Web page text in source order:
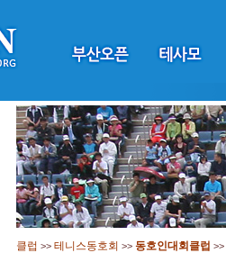
클럽 >> 테니스동호회 >> 동호인대회클럽 >>